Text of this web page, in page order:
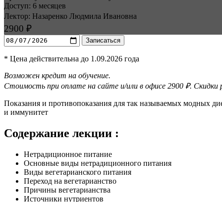
Доступ: 6 месяцев
Лектор: Назаренко Людмила Ивановна
2900 ₽
Записаться
* Цена действительна до 1.09.2026 года
Возможен кредит на обучение.
Стоимость при оплате на сайте и/или в офисе 2900 ₽.
Показания и противо­показания для так называемых модных
и иммунитет
Содержание лекции :
Нетрадиционное питание
Основные виды нетрадиционного питания
Виды вегетарианского питания
Переход на вегетарианство
Причины вегетарианства
Источники нутриентов